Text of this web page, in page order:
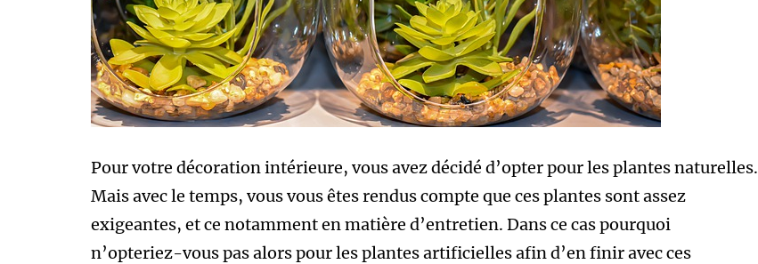
Pour votre décoration intérieure, vous avez décidé d’opter pour les plantes naturelles.
Mais avec le temps, vous vous êtes rendus compte que ces plantes sont assez
exigeantes, et ce notamment en matière d’entretien. Dans ce cas pourquoi
n’opteriez-vous pas alors pour les plantes artificielles afin d’en finir avec ces